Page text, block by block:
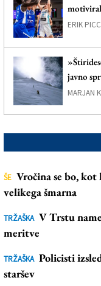
ERIK
javno
MARJAN
ŠE Vročina se bo,
velikega šmarna
TRŽAŠKA V Trstu
meritve
TRŽAŠKA Policisti
staršev